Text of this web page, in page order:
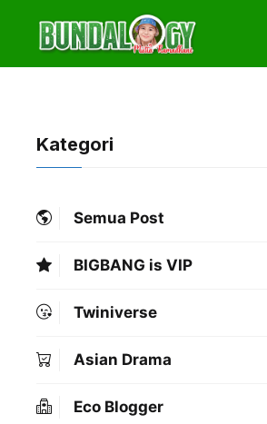
content
Kategori
Semua Post
BIGBANG is VIP
Twiniverse
Asian Drama
Eco Blogger